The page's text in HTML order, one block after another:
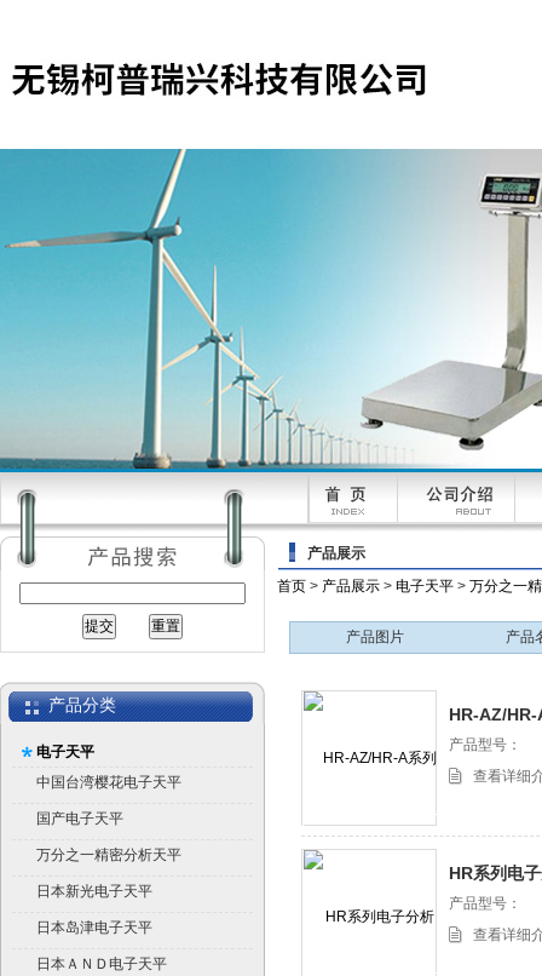
产品分类
电子天平
中国台湾樱花电子天平
国产电子天平
万分之一精密分析天平
日本新光电子天平
日本岛津电子天平
日本ＡＮＤ电子天平
产品展示
首页 > 产品展示 > 电子天平 > 万分之一
产品图片 产品
HR-AZ/
产品型号：
查看详细
HR系列电
产品型号：
查看详细